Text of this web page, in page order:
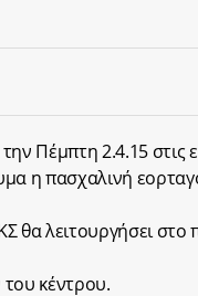
Πέμπτη 2.4.15 στις
η πασχαλινή
θα λειτουργήσει
κέντρου.